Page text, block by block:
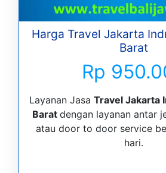
Harga Travel Jakarta
Barat
Rp
Layanan Jasa Travel Jakarta
Barat dengan layanan antar
atau door to door service
hari.